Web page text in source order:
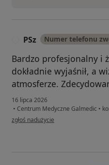
PSz Numer telefonu
Bardzo profesjonalny i
dokładnie wyjaśnił, a
atmosferze.
16 lipca 2026
• Centrum Medyczne Galmedic •
w opinii użytkownika PSz
zgłoś nadużycie